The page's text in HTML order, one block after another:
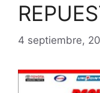
4 septiembre,